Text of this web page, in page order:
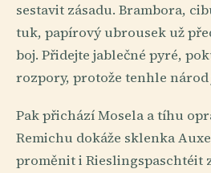
sestavit zásadu. Brambora,
tuk, papírový ubrousek už
boj. Přidejte jablečné pyré,
rozpory, protože tenhle národ
Pak přichází Mosela a tíhu
Remichu dokáže sklenka
proměnit i Rieslingspaschtéit